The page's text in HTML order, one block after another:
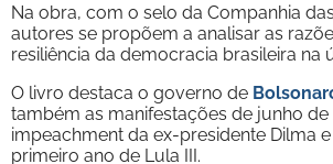
Na obra, com o selo da Companhia
autores se propõem a analisar as
resiliência da democracia brasileira na
O livro destaca o governo de
também as manifestações de junho de
impeachment da ex-presidente Dilma
primeiro ano de Lula III.